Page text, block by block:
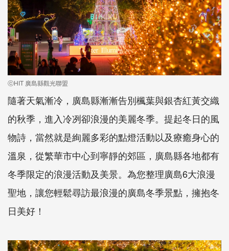
ⓒHIT 廣島縣觀光聯盟
隨著天氣漸冷，廣島縣漸漸告別楓葉與銀杏紅黃交織
的秋季，進入冷冽卻浪漫的美麗冬季。提起冬日的風
物詩，當然就是絢麗多彩的點燈活動以及療癒身心的
溫泉，從繁華市中心到寧靜的郊區，廣島縣各地都有
冬季限定的浪漫活動及美景。為您整理廣島6大浪漫
聖地，讓您輕鬆尋訪最浪漫的廣島冬季景點，擁抱冬
日美好！